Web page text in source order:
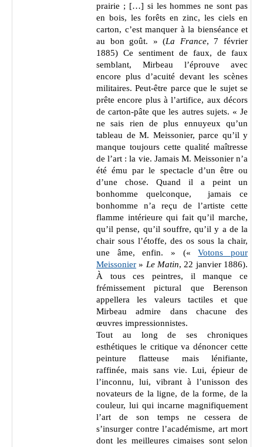
prairie ; […] si les hommes ne sont pas
en bois, les forêts en zinc, les ciels en
carton, c’est manquer à la bienséance et
au bon goût. » (La France, 7 février
1885) Ce sentiment de faux, de faux
semblant, Mirbeau l’éprouve avec
encore plus d’acuité devant les scènes
militaires. Peut-être parce que le sujet se
prête encore plus à l’artifice, aux décors
de carton-pâte que les autres sujets. « Je
ne sais rien de plus ennuyeux qu’un
tableau de M. Meissonier, parce qu’il y
manque toujours cette qualité maîtresse
de l’art : la vie. Jamais M. Meissonier n’a
été ému par le spectacle d’un être ou
d’une chose. Quand il a peint un
bonhomme quelconque, jamais ce
bonhomme n’a reçu de l’artiste cette
flamme intérieure qui fait qu’il marche,
qu’il pense, qu’il souffre, qu’il y a de la
chair sous l’étoffe, des os sous la chair,
une âme, enfin. » («Votons pour
Meissonier » Le Matin, 22 janvier 1886).
À tous ces peintres, il manque ce
frémissement pictural que Berenson
appellera les valeurs tactiles et que
Mirbeau admire dans chacune des
œuvres impressionnistes.
Tout au long de ses chroniques
esthétiques le critique va dénoncer cette
peinture flatteuse mais lénifiante,
raffinée, mais sans vie. Lui, épieur de
l’inconnu, lui, vibrant à l’unisson des
novateurs de la ligne, de la forme, de la
couleur, lui qui incarne magnifiquement
l’art de son temps ne cessera de
s’insurger contre l’académisme, art mort
dont les meilleures cimaises sont selon